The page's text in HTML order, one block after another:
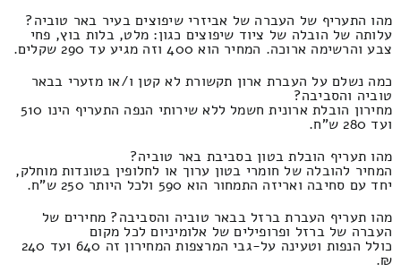
מהו התעריף של העברה של אביזרי שיפוצים בעיר באר טוביה?
עלותה של הובלה של ציוד שיפוצים כגון: מלט, בלות בוץ, פחי
צבע והרשימה ארוכה. המחיר הוא 400 וזה מגיע עד 290 שקלים.
כמה נשלם על העברת ארון תקשורת לא קטן ו/או מזערי בבאר
טוביה והסביבה?
מחירון הובלת ארונית חשמל ללא שירותי הנפה התעריף הינו 510
ועד 280 ש"ח.
מהו תעריף הובלת בטון בסביבת באר טוביה?
המחיר להובלה של חומרי בטון ערוך או לחלופין בטונדות מוחלק,
יחד עם סחיבה ואריזה התמחור הוא 590 ולכל היותר 250 ש"ח.
מהו תעריף העברת ברזל בבאר טוביה והסביבה? מחירים של
העברה של ברזל ופרופילים של אלומיניום לכל מקום
כולל הנפות וטעינה על-גבי המרצפות המחירון זה 640 ועד 240
₪.